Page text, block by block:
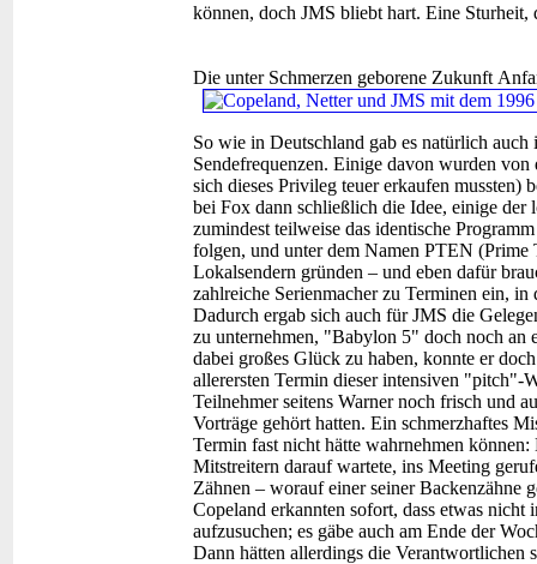
können, doch JMS bliebt hart. Eine Sturheit,
Die unter Schmerzen geborene Zukunft
So wie in Deutschland gab es natürlich
Sendefrequenzen. Einige davon wurden
sich dieses Privileg teuer erkaufen mussten)
bei Fox dann schließlich die Idee, einige
zumindest teilweise das identische
folgen, und unter dem Namen PTEN
Lokalsendern gründen – und eben dafür
zahlreiche Serienmacher zu Terminen ein,
Dadurch ergab sich auch für JMS die
zu unternehmen, "Babylon 5" doch noch an
dabei großes Glück zu haben, konnte er
allerersten Termin dieser intensiven "pitch"-
Teilnehmer seitens Warner noch frisch und
Vorträge gehört hatten. Ein schmerzhaftes
Termin fast nicht hätte wahrnehmen
Mitstreitern darauf wartete, ins Meeting
Zähnen – worauf einer seiner Backenzähne
Copeland erkannten sofort, dass etwas
aufzusuchen; es gäbe auch am Ende der
Dann hätten allerdings die Verantwortlichen